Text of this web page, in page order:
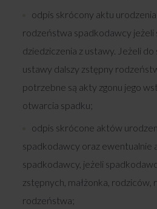
odpis skrócony aktu
rodzeństwa spadkodawcy jeżeli
dziedziczenia z ustawy. Jeżeli
ustawy dalszy zstępny
potrzebne są akty zgonu jego
otwarcia spadku;
odpis skrócone aktów
spadkodawcy oraz ewentualnie
spadkodawcy, jeżeli
zstępnych, małżonka,
rodzeństwa;